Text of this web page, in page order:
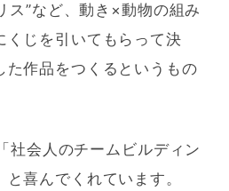
ス”など、動き×動物の組み
くじを引いてもらって決
た作品をつくるというもの
社会人のチームビルディン
喜んでくれています。